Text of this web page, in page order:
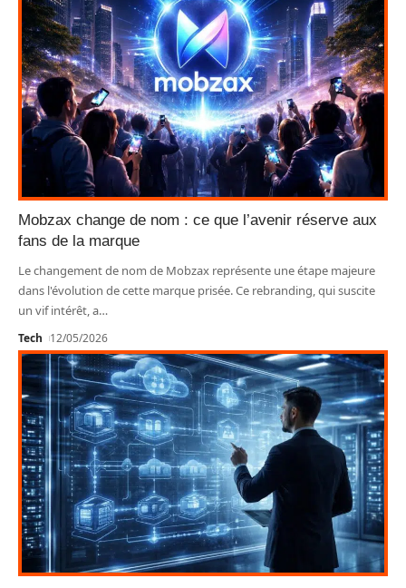
Mobzax change de nom : ce que l’avenir réserve aux
fans de la marque
Le changement de nom de Mobzax représente une étape majeure
dans l'évolution de cette marque prisée. Ce rebranding, qui suscite
un vif intérêt, a…
Tech 12/05/2026